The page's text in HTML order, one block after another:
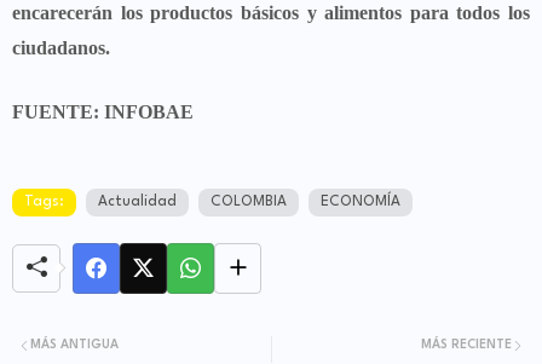
encarecerán los productos básicos y alimentos para todos los
ciudadanos.
FUENTE: INFOBAE
Tags: Actualidad COLOMBIA ECONOMÍA
MÁS RECIENTE
MÁS ANTIGUA